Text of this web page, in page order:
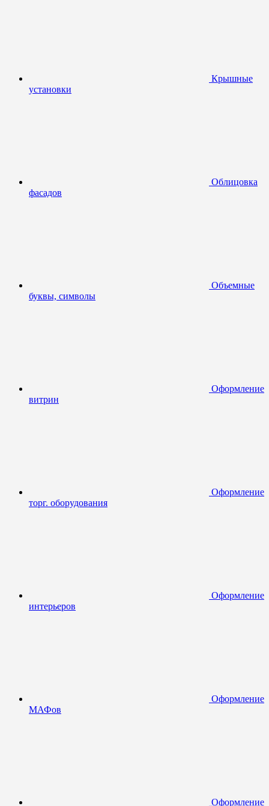
Крышные
установки
Облицовка
фасадов
Объемные
буквы, символы
Оформление
витрин
Оформление
торг. оборудования
Оформление
интерьеров
Оформление
МАФов
Оформление